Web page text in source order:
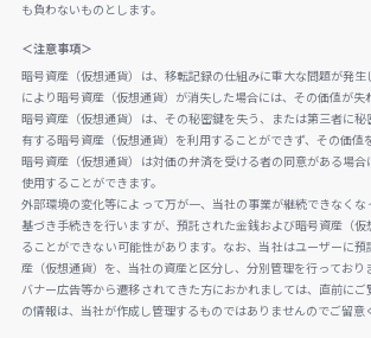
も負わないものとします。
＜注意事項＞
暗号資産（仮想通貨）は、移転記録の仕組みに重大な問題が発
により暗号資産（仮想通貨）が消失した場合には、その価値が失
暗号資産（仮想通貨）は、その秘密鍵を失う、または第三者に
有する暗号資産（仮想通貨）を利用することができず、その価値
暗号資産（仮想通貨）は対価の弁済を受ける者の同意がある場
使用することができます。
外部環境の変化等によって万が一、当社の事業が継続できなく
基づき手続きを行いますが、預託された金銭および暗号資産（
ることができない可能性があります。なお、当社はユーザーに
産（仮想通貨）を、当社の資産と区分し、分別管理を行っており
バナー広告等から遷移されてきた方におかれましては、直前に
の情報は、当社が作成し管理するものではありませんのでご留意